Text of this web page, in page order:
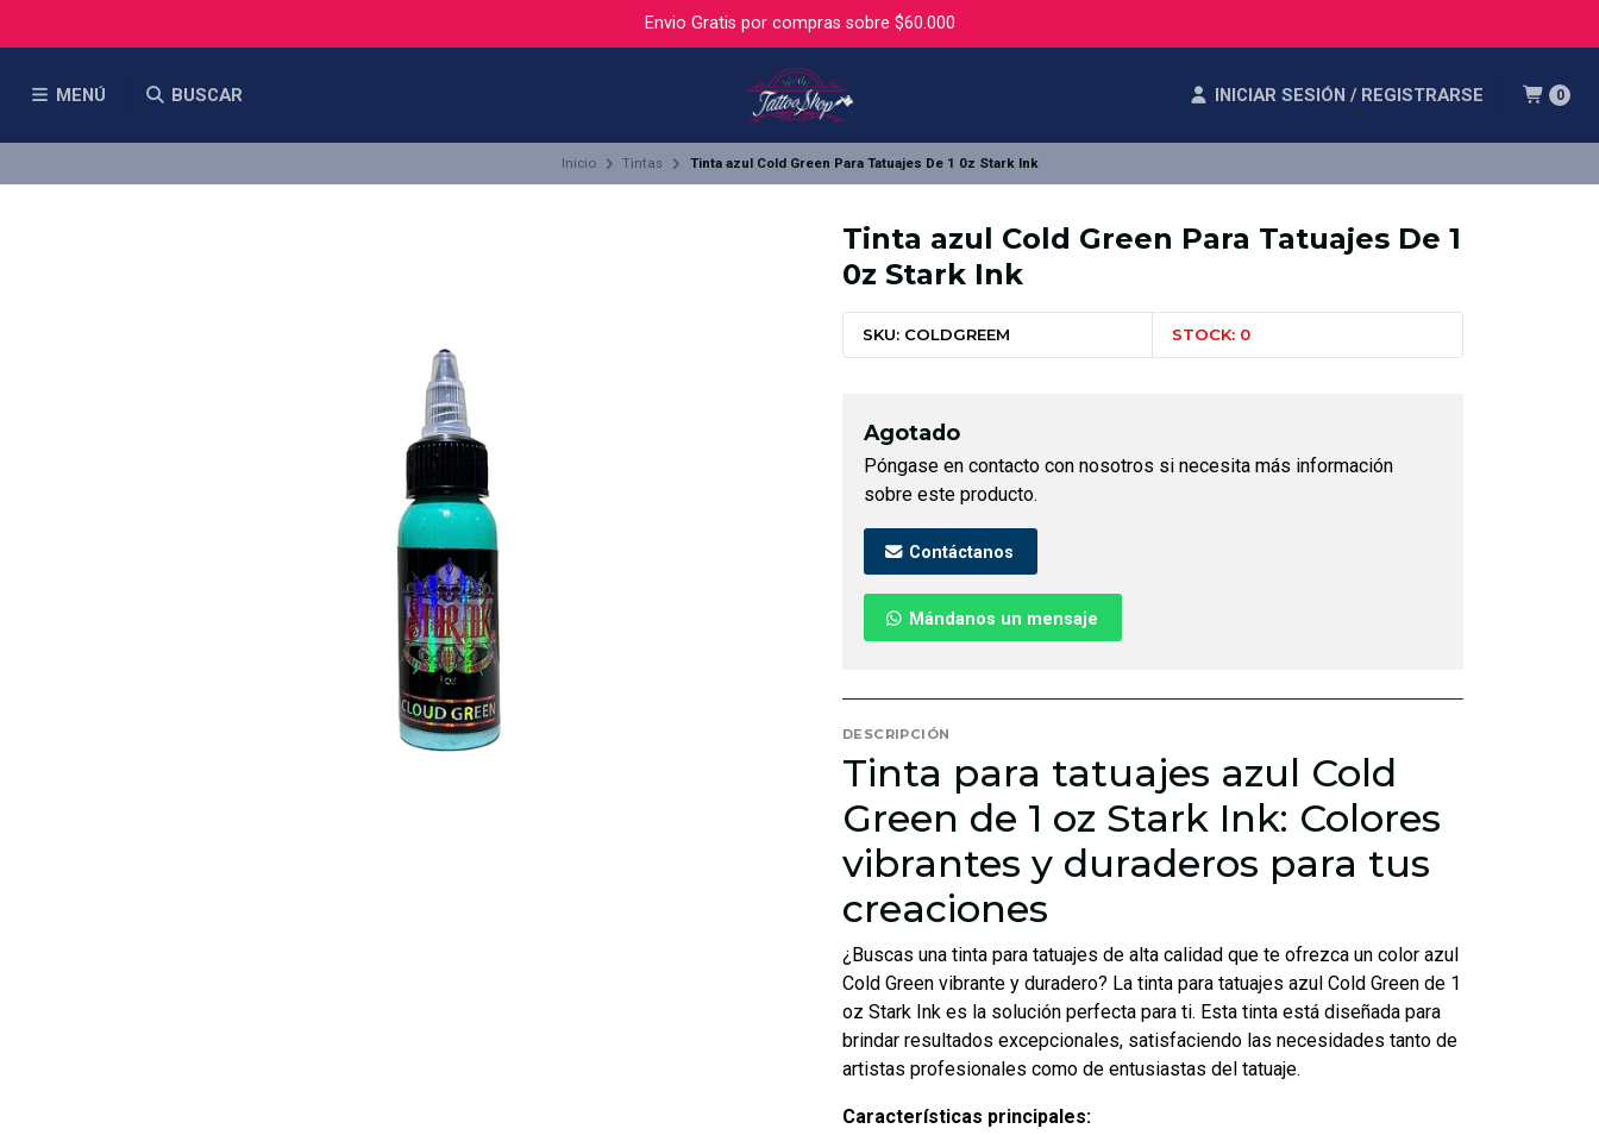
MENÚ BUSCAR INICIAR SESIÓN / REGISTRARSE 0
Envio Gratis por compras sobre $60.000
Inicio Tintas Tinta azul Cold Green Para Tatuajes De 1 0z Stark Ink
Tinta azul Cold Green Para Tatuajes De 1
0z Stark Ink
SKU: COLDGREEM STOCK: 0
Agotado
Póngase en contacto con nosotros si necesita más información
sobre este producto.
Contáctanos
Mándanos un mensaje
DESCRIPCIÓN
Tinta para tatuajes azul Cold
Green de 1 oz Stark Ink: Colores
vibrantes y duraderos para tus
creaciones
¿Buscas una tinta para tatuajes de alta calidad que te ofrezca un color azul
Cold Green vibrante y duradero? La tinta para tatuajes azul Cold Green de 1
oz Stark Ink es la solución perfecta para ti. Esta tinta está diseñada para
brindar resultados excepcionales, satisfaciendo las necesidades tanto de
artistas profesionales como de entusiastas del tatuaje.
Características principales: